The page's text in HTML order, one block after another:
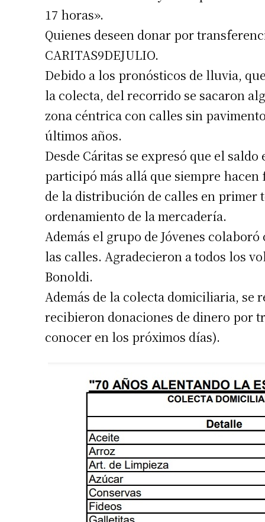
17 horas».
Quienes deseen donar por
CARITAS9DEJULIO.
Debido a los pronósticos de lluvia,
la colecta, del recorrido se sacaron
zona céntrica con calles sin
últimos años.
Desde Cáritas se expresó que el
participó más allá que siempre hacen
de la distribución de calles en primer
ordenamiento de la mercadería.
Además el grupo de Jóvenes
las calles. Agradecieron a todos los
Bonoldi.
Además de la colecta domiciliaria, se
recibieron donaciones de dinero por
conocer en los próximos días).